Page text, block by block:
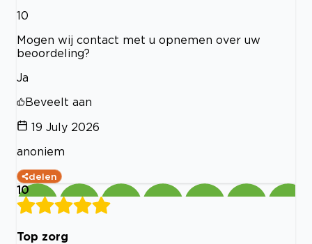
10
Mogen wij contact met u opnemen over uw
beoordeling?
Ja
Beveelt aan
19 July 2026
anoniem
delen
10
Top zorg